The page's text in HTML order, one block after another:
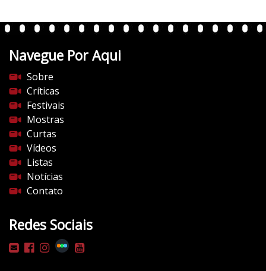
n
e
s
d
o
c
i
n
e
m
a
c
o
m
Navegue Por Aqui
Sobre
Críticas
Festivais
Mostras
Curtas
Vídeos
Listas
Notícias
Contato
Redes Sociais